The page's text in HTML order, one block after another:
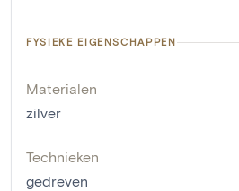
FYSIEKE EIGENSCHAPPEN
Materialen
zilver
Technieken
gedreven